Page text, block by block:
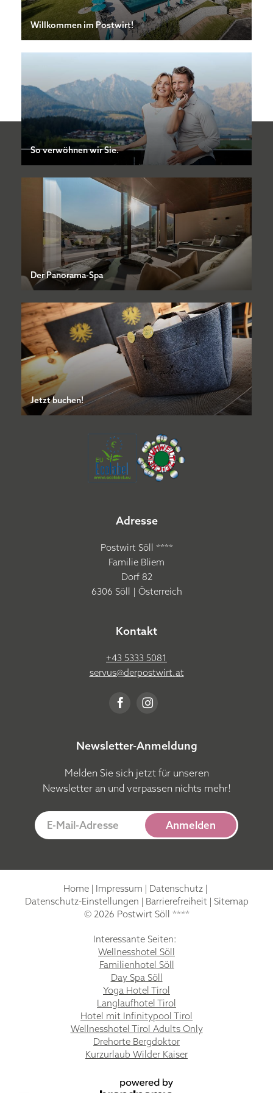
Willkommen im Postwirt!
So verwöhnen wir Sie.
Der Panorama-Spa
Jetzt buchen!
Adresse
Postwirt Söll ****
Familie Bliem
Dorf 82
6306 Söll | Österreich
Kontakt
+43 5333 5081
servus@derpostwirt.at
Newsletter-Anmeldung
Melden Sie sich jetzt für unseren
Newsletter an und verpassen nichts mehr!
E-Mail-Adresse Anmelden
Home | Impressum | Datenschutz |
Datenschutz-Einstellungen | Barrierefreiheit | Sitemap
© 2026 Postwirt Söll ****
Interessante Seiten:
Wellnesshotel Söll
Familienhotel Söll
Day Spa Söll
Yoga Hotel Tirol
Langlaufhotel Tirol
Hotel mit Infinitypool Tirol
Wellnesshotel Tirol Adults Only
Drehorte Bergdoktor
Kurzurlaub Wilder Kaiser